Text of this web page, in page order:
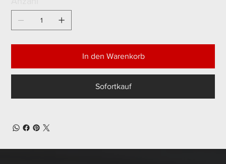
In den Warenkorb
Sofortkauf